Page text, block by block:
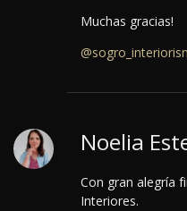
Muchas gracias!
Noelia
Con gran alegría
Interiores.